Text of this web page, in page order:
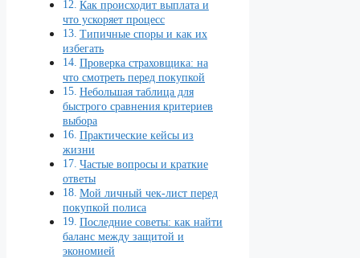
Как происходит выплата и
что ускоряет процесс
Типичные споры и как их
избегать
Проверка страховщика: на
что смотреть перед покупкой
Небольшая таблица для
быстрого сравнения критериев
выбора
Практические кейсы из
жизни
Частые вопросы и краткие
ответы
Мой личный чек‑лист перед
покупкой полиса
Последние советы: как найти
баланс между защитой и
экономией